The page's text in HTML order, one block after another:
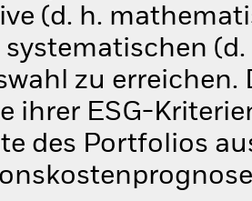
(d. h.
zu erreichen.
ihrer ESG-
des Portfolios